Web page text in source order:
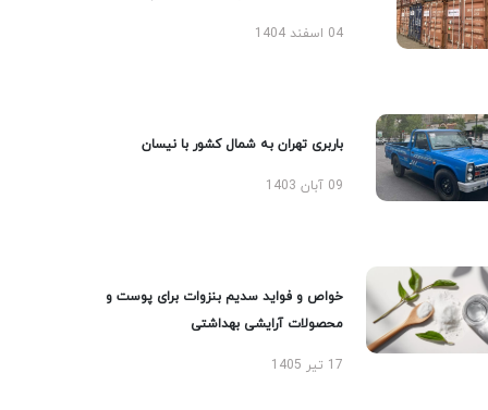
04 اسفند 1404
باربری تهران به شمال کشور با نیسان
09 آبان 1403
خواص و فواید سدیم بنزوات برای پوست و
محصولات آرایشی بهداشتی
17 تیر 1405